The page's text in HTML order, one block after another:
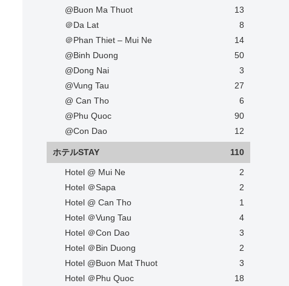
@Buon Ma Thuot
13
＠Da Lat
8
＠Phan Thiet – Mui Ne
14
@Binh Duong
50
@Dong Nai
3
@Vung Tau
27
@ Can Tho
6
@Phu Quoc
90
@Con Dao
12
ホテルSTAY 110
Hotel @ Mui Ne
2
Hotel ＠Sapa
2
Hotel @ Can Tho
1
Hotel ＠Vung Tau
4
Hotel ＠Con Dao
3
Hotel ＠Bin Duong
2
Hotel @Buon Mat Thuot
3
Hotel ＠Phu Quoc
18